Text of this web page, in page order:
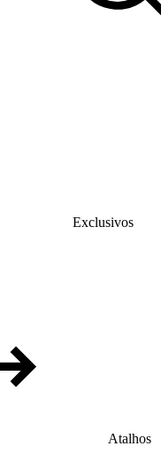
Exclusivos
Atalhos